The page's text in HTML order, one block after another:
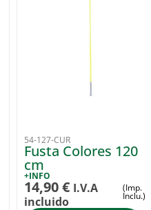
54-127-CUR
Fusta Colores 120
cm
+INFO
14,90€ I.V.A
incluido
(Imp.
Inclu.)